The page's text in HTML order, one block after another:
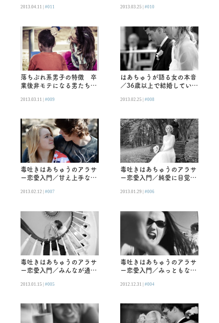
2013.04.11 | #011 2013.03.25 | #010
落ちぶれ系男子の特徴 卒
業後非モテになる男たち／
2013.03.11 | #009
はあちゅうが語る女の本音
／36歳以上で結婚していな
が・・・？
2013.02.25 | #008
毒吐きはあちゅうのアラサ
ー恋愛入門／甘え上手な年
2013.02.12 | #007
毒吐きはあちゅうのアラサ
ー恋愛入門／純愛に目覚め
2013.01.29 | #006
毒吐きはあちゅうのアラサ
ー恋愛入門／みんなが通る
2013.01.15 | #005
毒吐きはあちゅうのアラサ
ー恋愛入門／みっともない
2012.12.31 | #004